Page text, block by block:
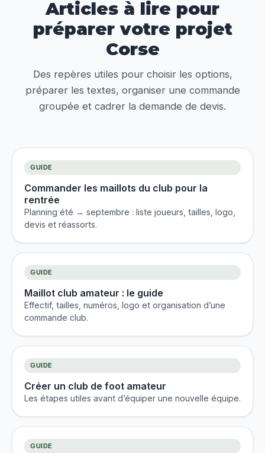
Articles à lire pour
préparer votre projet
Corse
Des repères utiles pour choisir les options,
préparer les textes, organiser une commande
groupée et cadrer la demande de devis.
GUIDE
Commander les maillots du club pour la
rentrée
Planning été → septembre : liste joueurs, tailles, logo,
devis et réassorts.
GUIDE
Maillot club amateur : le guide
Effectif, tailles, numéros, logo et organisation d’une
commande club.
GUIDE
Créer un club de foot amateur
Les étapes utiles avant d’équiper une nouvelle équipe.
GUIDE